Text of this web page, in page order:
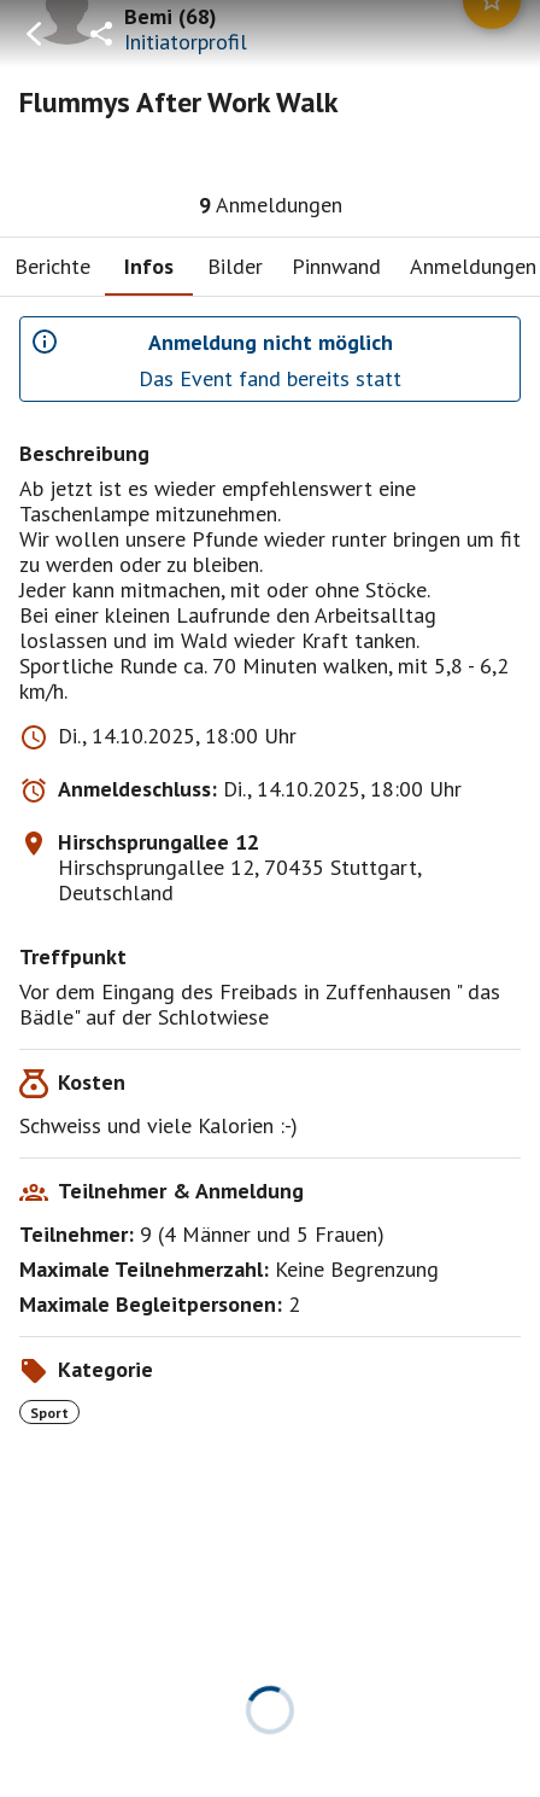
Bemi(68)
Initiatorprofil
Flummys After Work Walk
9Anmeldungen
Berichte Infos Bilder Pinnwand Anmeldungen
Anmeldung nicht möglich
Das Event fand bereits statt
Beschreibung
Ab jetzt ist es wieder empfehlenswert eine
Taschenlampe mitzunehmen.
Wir wollen unsere Pfunde wieder runter bringen um fit
zu werden oder zu bleiben.
Jeder kann mitmachen, mit oder ohne Stöcke.
Bei einer kleinen Laufrunde den Arbeitsalltag
loslassen und im Wald wieder Kraft tanken.
Sportliche Runde ca. 70 Minuten walken, mit 5,8 - 6,2
km/h.
Di., 14.10.2025, 18:00 Uhr
Anmeldeschluss: Di., 14.10.2025, 18:00 Uhr
Hirschsprungallee 12
Hirschsprungallee 12, 70435 Stuttgart,
Deutschland
Treffpunkt
Vor dem Eingang des Freibads in Zuffenhausen " das
Bädle" auf der Schlotwiese
Kosten
Schweiss und viele Kalorien :-)
Teilnehmer & Anmeldung
Teilnehmer: 9 (4 Männer und 5 Frauen)
Maximale Teilnehmerzahl: Keine Begrenzung
Maximale Begleitpersonen: 2
Kategorie
Sport